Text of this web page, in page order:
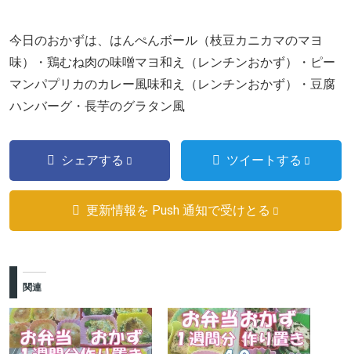
今日のおかずは、はんぺんボール（枝豆カニカマのマヨ
味）・鶏むね肉の味噌マヨ和え（レンチンおかず）・ピー
マンパプリカのカレー風味和え（レンチンおかず）・豆腐
ハンバーグ・長芋のグラタン風
シェアする ツイートする
更新情報を Push 通知で受けとる
関連